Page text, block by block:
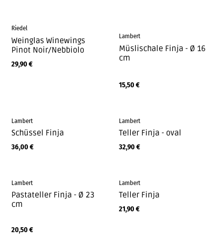
Riedel
Weinglas Winewings
Pinot Noir/Nebbiolo
29,90€
Lambert
Müslischale Finja - Ø 16
cm
15,50€
Lambert
Schüssel Finja
36,00€
Lambert
Teller Finja - oval
32,90€
Lambert
Pastateller Finja - Ø 23
cm
20,50€
Lambert
Teller Finja
21,90€